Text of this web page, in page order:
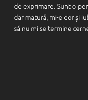
de exprimare. Sunt o
dar matură, mi-e dor și
să nu mi se termine